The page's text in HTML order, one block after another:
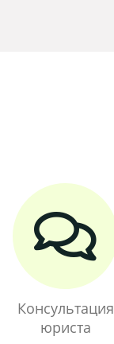
Консультация
юриста